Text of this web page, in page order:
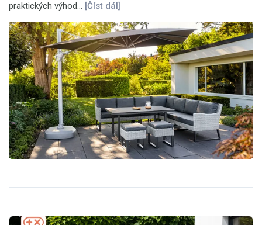
praktických výhod… [Číst dál]